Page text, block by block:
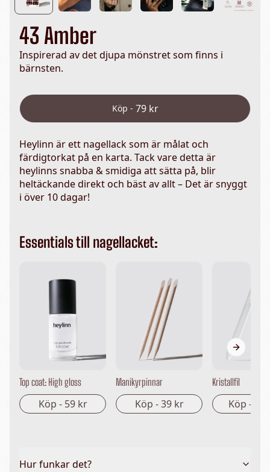
43 Amber
Inspirerad av det djupa mönstret som finns i
bärnsten.
Köp - 79 kr
Heylinn är ett nagellack som är målat och
färdigtorkat på en karta. Tack vare detta är
heylinns snabba & smidiga att sätta på, blir
heltäckande direkt och bäst av allt – Det är snyggt
i över 10 dagar!
Essentials till nagellacket:
Top coat: High gloss
Köp - 59 kr
Manikyrpinnar
Köp -39 kr
Kristallfil
Köp -
Next
Hur funkar det?